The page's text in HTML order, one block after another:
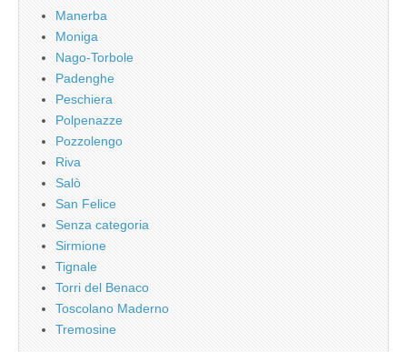
Manerba
Moniga
Nago-Torbole
Padenghe
Peschiera
Polpenazze
Pozzolengo
Riva
Salò
San Felice
Senza categoria
Sirmione
Tignale
Torri del Benaco
Toscolano Maderno
Tremosine